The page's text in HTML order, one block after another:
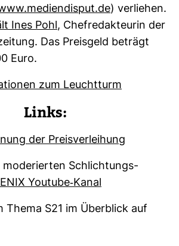
) ver­liehen.
Ines Pohl, Chef­re­dak­teurin der
Das Preis­geld beträgt
Euro.
zum Leucht­turm
Links:
der Preis­ver­lei­hung
mode­rierten Schlich­tungs­
You­tube-​Kanal
Thema S21 im Über­blick auf